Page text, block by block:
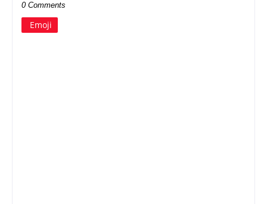
0 Comments
Emoji